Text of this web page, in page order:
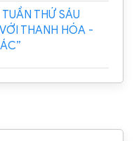
THỨ SÁU
THANH HÓA -